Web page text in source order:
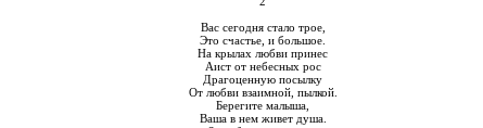
Вас сегодня стало трое,
Это счастье, и большое.
На крылах любви принес
Аист от небесных рос
Драгоценную посылку
От любви взаимной, пылкой.
Берегите малыша,
Ваша в нем живет душа.